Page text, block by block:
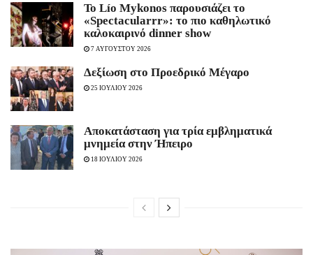
Το Lío Mykonos παρουσιάζει το
«Spectacularrr»: το πιο καθηλωτικό
καλοκαιρινό dinner show
7 ΑΥΓΟΥΣΤΟΥ 2026
Δεξίωση στο Προεδρικό Μέγαρο
25 ΙΟΥΛΙΟΥ 2026
Αποκατάσταση για τρία εμβληματικά
μνημεία στην Ήπειρο
18 ΙΟΥΛΙΟΥ 2026